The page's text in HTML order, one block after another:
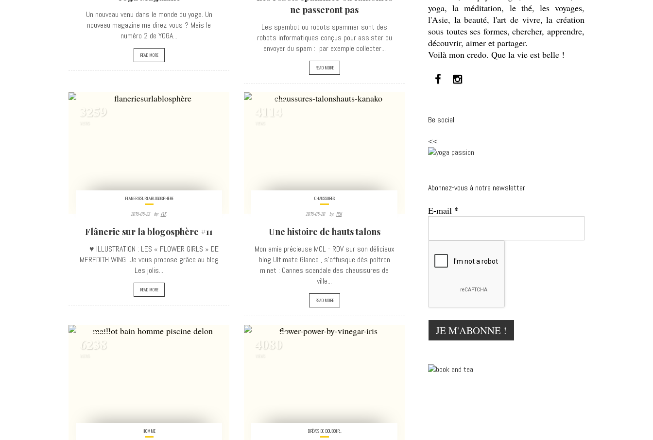
Un nouveau venu dans le monde du yoga. Un
nouveau magazine me direz-vous ? Mais le
numéro 2 de YOGA...
READ MORE
ne passeront pas
Les spambot ou robots spammer sont des
robots informatiques conçus pour assister ou
envoyer du spam : par exemple collecter...
READ MORE
3259
FLANERIESURLABLOGOSPHÈRE
2015-05-23 By: PLK
Flânerie sur la blogosphère #11
♥ ILLUSTRATION : LES « FLOWER GIRLS » DE
MEREDITH WING Je vous propose grâce au blog
Les jolis...
READ MORE
4114
CHAUSSURES
2015-05-20 By: PLK
Une histoire de hauts talons
Mon amie précieuse MCL - RDV sur son délicieux
blog Ultimate Glance , s'offusque dès poltron
minet : Cannes scandale des chaussures de
ville...
READ MORE
6238
HOMME
4080
BRÈVES DE BOUDOIR..
yoga, la méditation, le thé, les voyages,
l'Asie, la beauté, l'art de vivre, la création
sous toutes ses formes, chercher, apprendre,
découvrir, aimer et partager.
Voilà mon credo. Que la vie est belle !
Be social
<<
Abonnez-vous à notre newsletter
E-mail *